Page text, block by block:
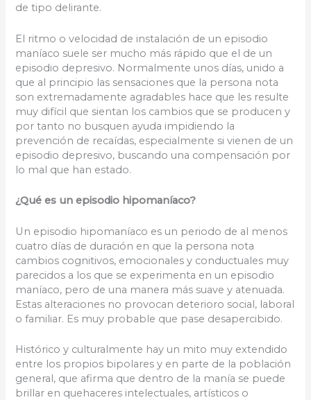
de tipo delirante.
El ritmo o velocidad de instalación de un episodio
maníaco suele ser mucho más rápido que el de un
episodio depresivo. Normalmente unos días, unido a
que al principio las sensaciones que la persona nota
son extremadamente agradables hace que les resulte
muy difícil que sientan los cambios que se producen y
por tanto no busquen ayuda impidiendo la
prevención de recaídas, especialmente si vienen de un
episodio depresivo, buscando una compensación por
lo mal que han estado.
¿Qué es un episodio hipomaníaco?
Un episodio hipomaníaco es un periodo de al menos
cuatro días de duración en que la persona nota
cambios cognitivos, emocionales y conductuales muy
parecidos a los que se experimenta en un episodio
maníaco, pero de una manera más suave y atenuada.
Estas alteraciones no provocan deterioro social, laboral
o familiar. Es muy probable que pase desapercibido.
Histórico y culturalmente hay un mito muy extendido
entre los propios bipolares y en parte de la población
general, que afirma que dentro de la manía se puede
brillar en quehaceres intelectuales, artísticos o